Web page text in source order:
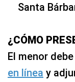
Santa
¿CÓMO
El menor
en línea y